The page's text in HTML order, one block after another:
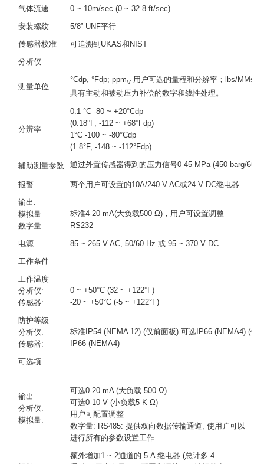
气体流速
0 ~ 10m/sec (0 ~ 32.8 ft/sec)
安装螺纹
5/8” UNF平行
传感器校准
可追溯到UKAS和NIST
分析仪
测量单位
°Cdp, °Fdp; ppmV 用户可选的量程和分辨率；lbs/
具有主动和被动压力补偿的数字和线性处理。
分辨率
0.1 °C -80 ~ +20°Cdp
(0.18°F, -112 ~ +68°Fdp)
1°C -100 ~ -80°Cdp
(1.8°F, -148 ~ -112°Fdp)
辅助测量参数 通过外置传感器得到的压力信号0-45 MPa (450 barg/
报警
两个用户可设置的10A/240 V AC或24 V DC继电器
输出:
模拟量
数字量
标准4-20 mA(大负载500 Ω)，用户可设置调整
RS232
电源
85 ~ 265 V AC, 50/60 Hz 或 95 ~ 370 V DC
工作条件
工作温度
分析仪:
传感器:
0 ~ +50°C (32 ~ +122°F)
-20 ~ +50°C (-5 ~ +122°F)
防护等级
分析仪:
传感器:
标准IP54 (NEMA 12) (仅前面板) 可选IP66 (NEMA4) (仅
IP66 (NEMA4)
可选项
输出
分析仪:
模拟量:
可选0-20 mA (大负载 500 Ω)
可选0-10 V (小负载5 K Ω)
用户可配置调整
数字量: RS485: 提供双向数据传输通道, 使用户可以
进行所有的参数设置工作
额外增加1 ~ 2通道的 5 A 继电器 (总计多 4